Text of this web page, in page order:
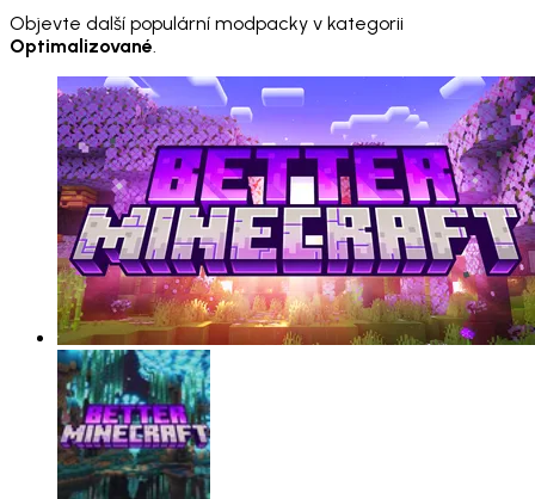
Objevte další populární modpacky v kategorii
Optimalizované.